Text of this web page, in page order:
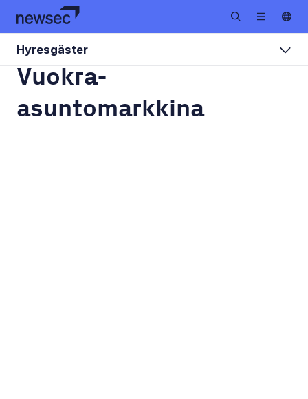
Hyresgäster
Vuokra-
asuntomarkkina